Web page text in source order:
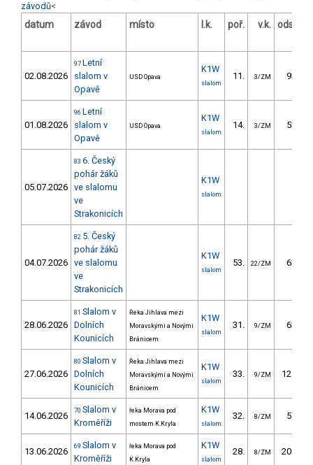
závodů<
datum závod místo l.k. poř. v.k. odstup
02.08.2026
97 Letní
slalom v
Opavě
USD Opava
K1W
slalom
11. 3/ZM 93.35
01.08.2026
96 Letní
slalom v
Opavě
USD Opava
K1W
slalom
14. 3/ZM 53.32
05.07.2026
83 6. Český
pohár žáků
ve slalomu
ve
Strakonicích
K1W
slalom
04.07.2026
82 5. Český
pohár žáků
ve slalomu
ve
Strakonicích
K1W
slalom
53. 22/ZM 63.82
28.06.2026
81 Slalom v
Dolních
Kounicích
Řeka Jihlava mezi
Moravskými a Novými
Bránicem
K1W
slalom
31. 9/ZM 63.90
27.06.2026
80 Slalom v
Dolních
Kounicích
Řeka Jihlava mezi
Moravskými a Novými
Bránicem
K1W
slalom
33. 9/ZM 128.10
14.06.2026 70 Slalom v
Kroměříži
řeka Morava pod
mostem K.Kryla
K1W
slalom
32. 8/ZM 57.00
13.06.2026 69 Slalom v
Kroměříži
řeka Morava pod
K.Kryla
K1W
slalom
28. 8/ZM 200.40